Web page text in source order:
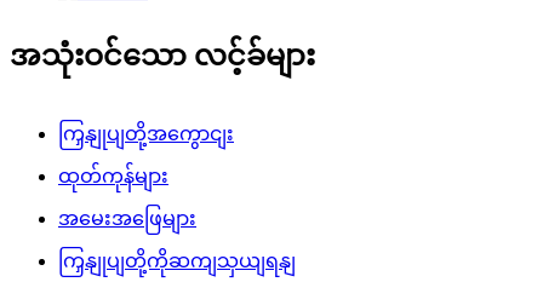
အသုံးဝင်သော လင့်ခ်များ
ကြှနျုပျတို့အကွောငျး
ထုတ်ကုန်များ
အမေးအဖြေများ
ကြှနျုပျတို့ကိုဆကျသှယျရနျ